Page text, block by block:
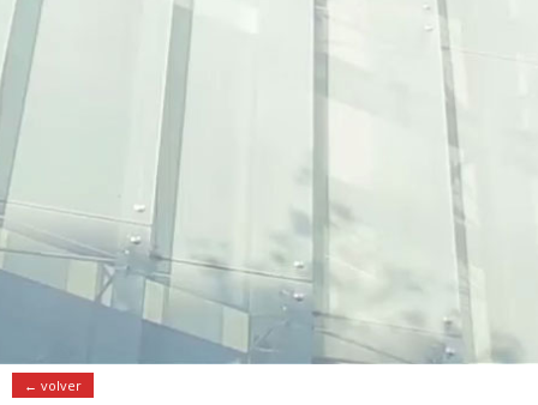
← volver